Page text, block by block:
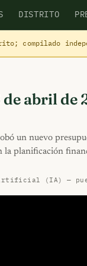
DISTRITO
compilado
abril de
un nuevo
la planificación
artificial (IA) —